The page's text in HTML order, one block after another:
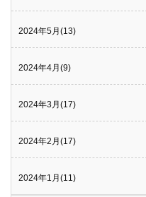
2024年5月(13)
2024年4月(9)
2024年3月(17)
2024年2月(17)
2024年1月(11)